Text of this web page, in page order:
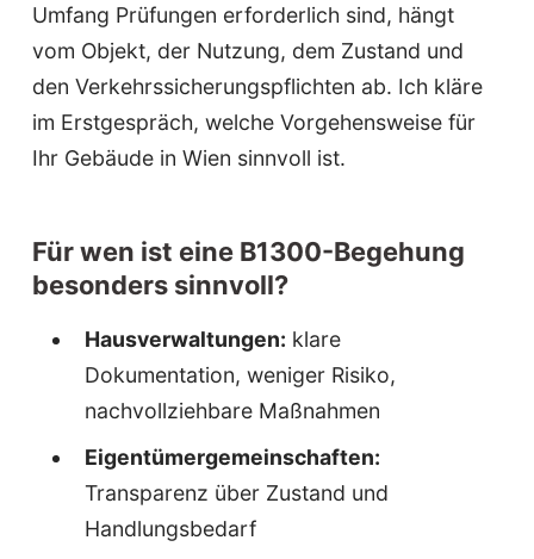
Umfang Prüfungen erforderlich sind, hängt
vom Objekt, der Nutzung, dem Zustand und
den Verkehrssicherungspflichten ab. Ich kläre
im Erstgespräch, welche Vorgehensweise für
Ihr Gebäude in Wien sinnvoll ist.
Für wen ist eine B1300-Begehung
besonders sinnvoll?
Hausverwaltungen: klare
Dokumentation, weniger Risiko,
nachvollziehbare Maßnahmen
Eigentümergemeinschaften:
Transparenz über Zustand und
Handlungsbedarf